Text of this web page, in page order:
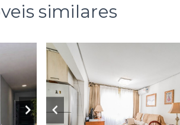
similares